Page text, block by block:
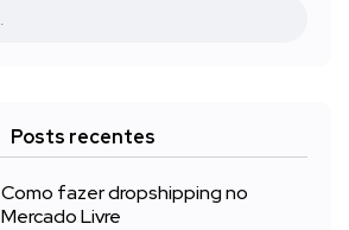
Posts recentes
Como fazer dropshipping no
Mercado Livre